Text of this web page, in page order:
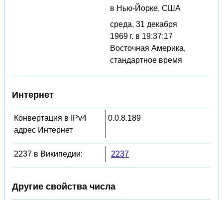
в Нью-Йорке, США
среда, 31 декабря
1969 г. в 19:37:17
Восточная Америка,
стандартное время
Интернет
Конвертация в IPv4
адрес Интернет
0.0.8.189
2237 в Википедии: 2237
Другие свойства числа